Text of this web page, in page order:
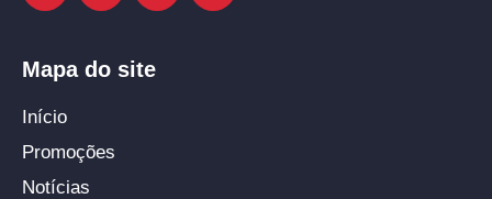
Mapa do site
Início
Promoções
Notícias